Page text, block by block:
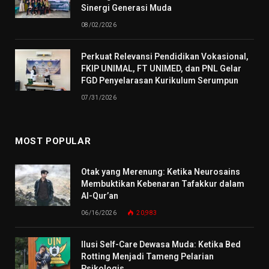
Sinergi Generasi Muda
08/02/2026
Perkuat Relevansi Pendidikan Vokasional,
FKIP UNIMAL, FT UNIMED, dan PNL Gelar
FGD Penyelarasan Kurikulum Serumpun
07/31/2026
MOST POPULAR
Otak yang Merenung: Ketika Neurosains
Membuktikan Kebenaran Tafakkur dalam
Al-Qur’an
06/16/2026 20,983
Ilusi Self-Care Dewasa Muda: Ketika Bed
Rotting Menjadi Tameng Pelarian